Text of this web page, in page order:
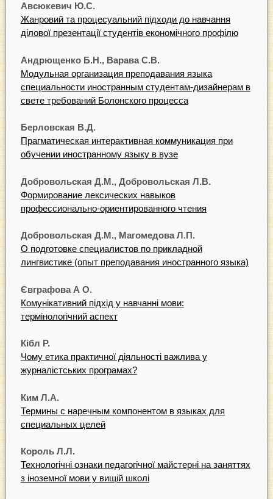
Авсюкевич Ю.С.
Жанровий та процесуальний підходи до навчання
ділової презентації студентів економічного профілю
Андрющенко Б.Н., Варава С.В.
Модульная организация преподавания языка
специальности иностранным студентам-дизайнерам в
свете требований Болонского процесса
Берловская В.Д.
Прагматическая интерактивная коммуникация при
обучении иностранному языку в вузе
Добровольская Д.М., Добровольская Л.В.
Формирование лексических навыков
профессионально-ориентированного чтения
Добровольская Д.М., Магомедова Л.П.
О подготовке специалистов по прикладной
лингвистике (опыт преподавания иностранного языка)
Євграфова А О.
Комунікативний підхід у навчанні мови:
термінологічний аспект
Кiбл Р.
Чому етика практичної діяльності важлива у
журналістських програмах?
Ким Л.А.
Термины с наречным компонентом в языках для
специальных целей
Король Л.Л.
Технологічні ознаки педагогічної майстерні на заняттях
з іноземної мови у вищій школі